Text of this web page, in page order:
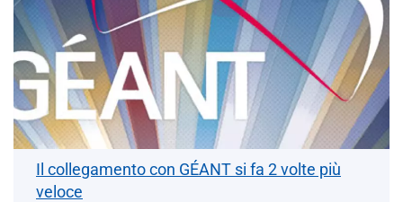
Il collegamento con GÉANT si fa 2 volte più
veloce